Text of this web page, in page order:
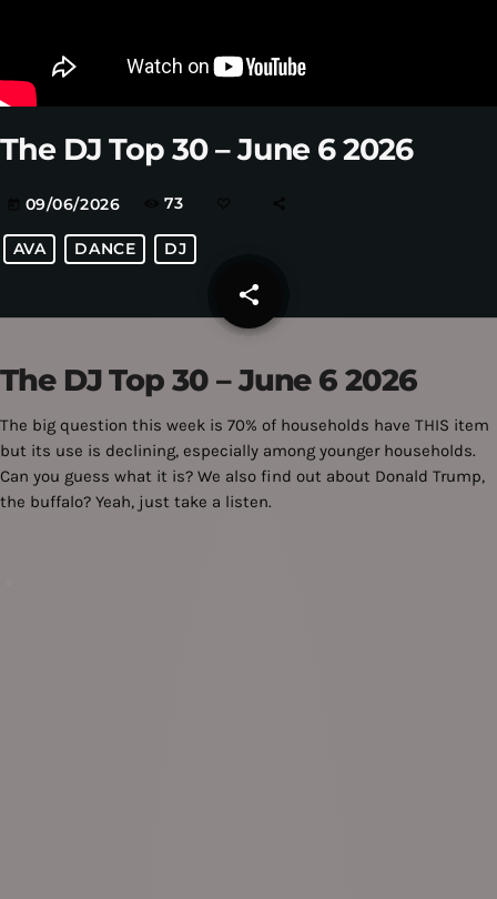
The DJ Top 30 – June 6 2026
09/06/2026 73
AVA DANCE DJ
share
email
The DJ Top 30 – June 6 2026
The big question this week is 70% of households have THIS item
but its use is declining, especially among younger households.
Can you guess what it is? We also find out about Donald Trump,
the buffalo? Yeah, just take a listen.